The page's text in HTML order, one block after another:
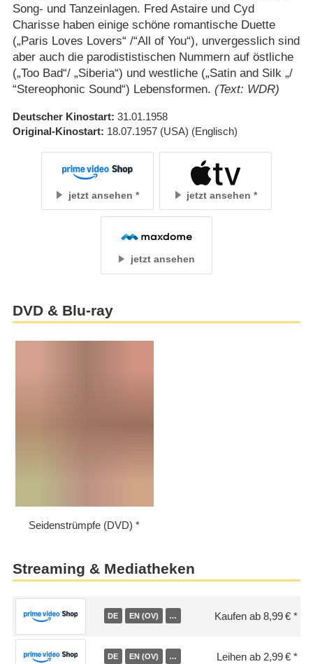
Song- und Tanzeinlagen. Fred Astaire und Cyd
Charisse haben einige schöne romantische Duette
(„Paris Loves Lovers“ /​“All of You“), unvergesslich sind
aber auch die parodististischen Nummern auf östliche
(„Too Bad“/​ „Siberia“) und westliche („Satin and Silk „/​
“Stereophonic Sound“) Lebensformen. (Text: WDR)
Deutscher Kinostart 31.01.1958
Original-Kinostart 18.07.1957 (USA) (Englisch)
jetzt ansehen jetzt ansehen
jetzt ansehen
DVD & Blu-ray
Seidenstrümpfe (DVD)
Streaming & Mediatheken
DE EN (OV) … Kaufen ab 8,99 €
DE EN (OV) … Leihen ab 2,99 €